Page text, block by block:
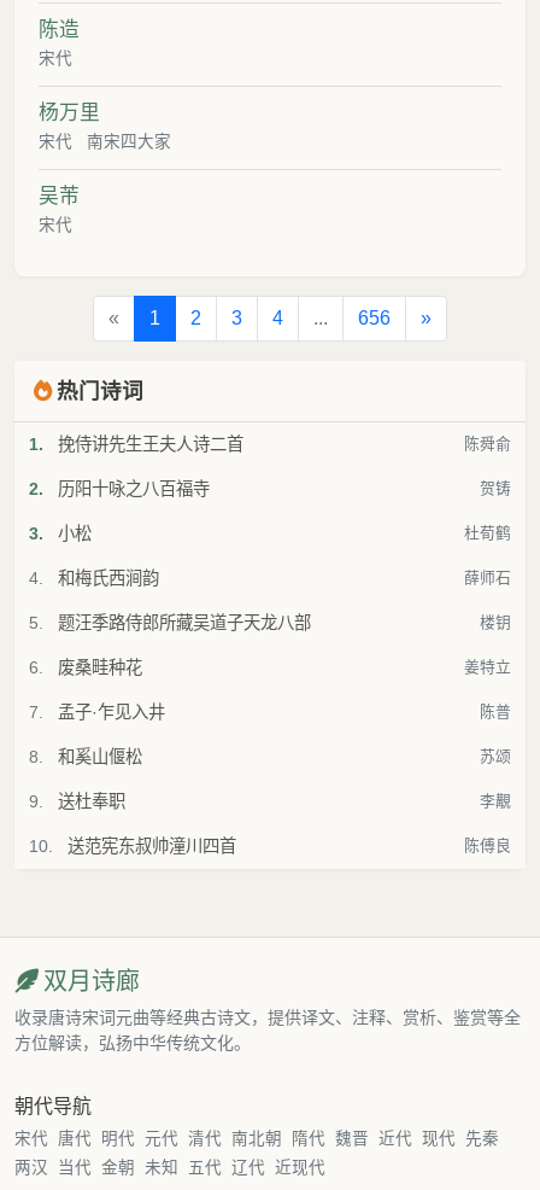
陈造
宋代
杨万里
宋代 南宋四大家
吴芾
宋代
« 1 2 3 4 ... 656 »
热门诗词
1. 挽侍讲先生王夫人诗二首 陈舜俞
2. 历阳十咏之八百福寺 贺铸
3. 小松 杜荀鹤
4. 和梅氏西涧韵 薛师石
5. 题汪季路侍郎所藏吴道子天龙八部 楼钥
6. 废桑畦种花 姜特立
7. 孟子·乍见入井 陈普
8. 和奚山偃松 苏颂
9. 送杜奉职 李覯
10. 送范宪东叔帅潼川四首 陈傅良
双月诗廊
收录唐诗宋词元曲等经典古诗文，提供译文、注释、赏析、鉴赏等全
方位解读，弘扬中华传统文化。
朝代导航
宋代 唐代 明代 元代 清代 南北朝 隋代 魏晋 近代 现代 先秦
两汉
当代 金朝 未知 五代 辽代 近现代